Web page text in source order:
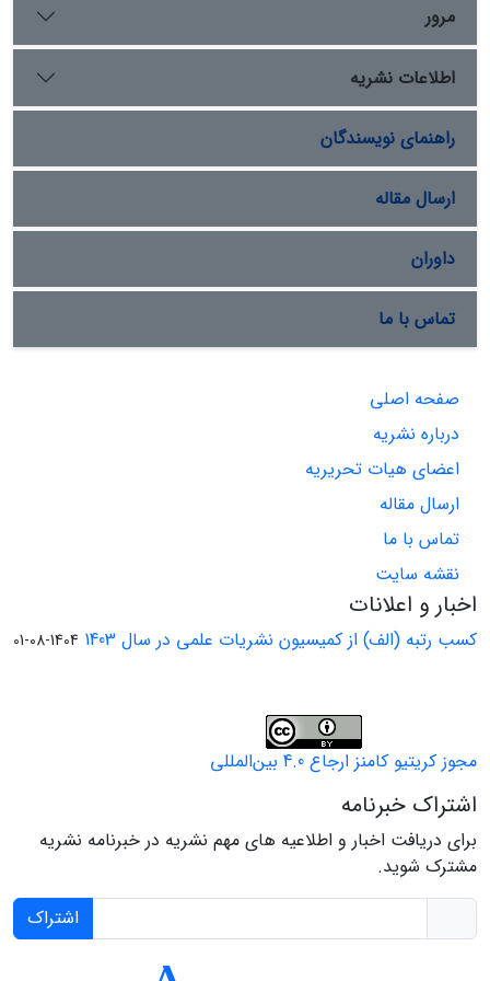
مرور
اطلاعات نشریه
راهنمای نویسندگان
ارسال مقاله
داوران
تماس با ما
صفحه اصلی
درباره نشریه
اعضای هیات تحریریه
ارسال مقاله
تماس با ما
نقشه سایت
اخبار و اعلانات
کسب رتبه (الف) از کمیسیون نشریات علمی در سال 1403 1404-08-01
مجوز کریتیو کامنز ارجاع 4.0 بین‌المللی
اشتراک خبرنامه
برای دریافت اخبار و اطلاعیه های مهم نشریه در خبرنامه نشریه
مشترک شوید.
اشتراک